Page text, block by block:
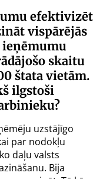
efektivizēt
vispārējās
ieņēmumu
skaitu
štata vietām.
ilgstoši
uzstājīgo
par nodokļu
daļu valsts
Bija